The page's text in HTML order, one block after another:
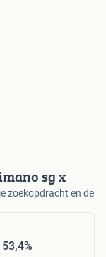
sg x
zoekopdracht en de
53,4%